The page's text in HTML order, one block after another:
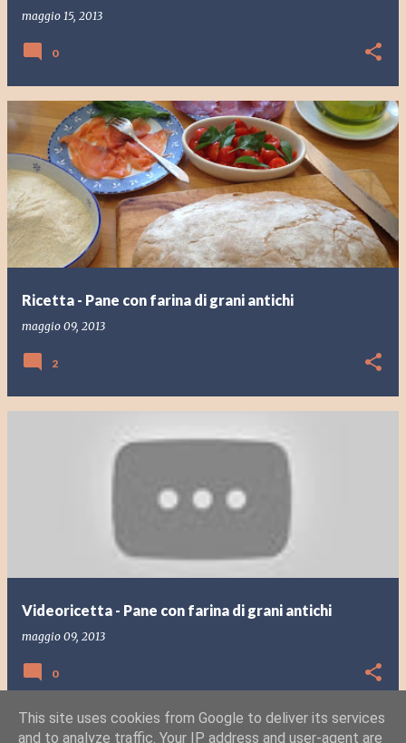
maggio 15, 2013
0
Ricetta - Pane con farina di grani antichi
maggio 09, 2013
2
Videoricetta - Pane con farina di grani antichi
maggio 09, 2013
0
This site uses cookies from Google to deliver its services
and to analyze traffic. Your IP address and user-agent are